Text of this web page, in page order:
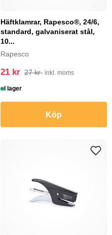
Häftklamrar, Rapesco®, 24/6,
standard, galvaniserat stål,
10...
Rapesco
21 kr 27 kr inkl. moms
I lager
Köp